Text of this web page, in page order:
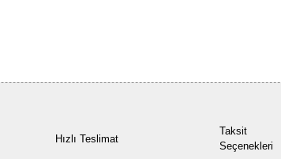
Hızlı Teslimat
Taksit
Seçenekleri